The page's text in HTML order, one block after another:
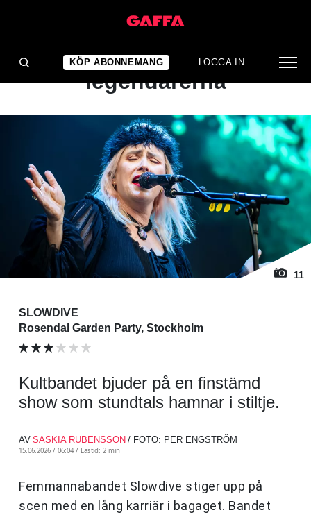
KÖP ABONNEMANG LOGGA IN
KONSERTRECENSION
Trivsamt men tråkigt med
legendarerna
11
SLOWDIVE
Rosendal Garden Party, Stockholm
Kultbandet bjuder på en finstämd
show som stundtals hamnar i stiltje.
AV SASKIA RUBENSSON / FOTO: PER ENGSTRÖM
15.06.2026 / 06:04 / Lästid: 2 min
Femmannabandet Slowdive stiger upp på
scen med en lång karriär i bagaget. Bandet